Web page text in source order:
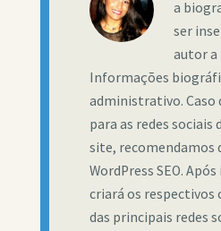
a
ser
autor a
Informações
administrativo. Caso
para as redes sociais
site, recomendamos
WordPress SEO.
criará os respectivos
das principais redes